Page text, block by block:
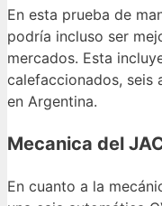
En esta prueba de
podría incluso ser
mercados. Esta
calefaccionados, seis
en Argentina.
Mecanica del
En cuanto a la